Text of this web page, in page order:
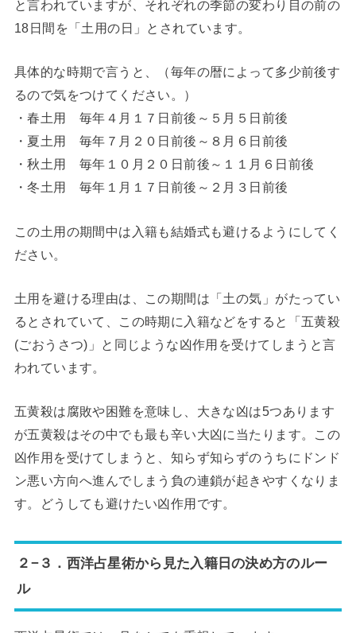
と言われていますが、それぞれの季節の変わり目の前の
18日間を「土用の日」とされています。
具体的な時期で言うと、（毎年の暦によって多少前後す
るので気をつけてください。）
・春土用 毎年４月１７日前後～５月５日前後
・夏土用 毎年７月２０日前後～８月６日前後
・秋土用 毎年１０月２０日前後～１１月６日前後
・冬土用 毎年１月１７日前後～２月３日前後
この土用の期間中は入籍も結婚式も避けるようにしてく
ださい。
土用を避ける理由は、この期間は「土の気」がたってい
るとされていて、この時期に入籍などをすると「五黄殺
(ごおうさつ)」と同じような凶作用を受けてしまうと言
われています。
五黄殺は腐敗や困難を意味し、大きな凶は5つあります
が五黄殺はその中でも最も辛い大凶に当たります。この
凶作用を受けてしまうと、知らず知らずのうちにドンド
ン悪い方向へ進んでしまう負の連鎖が起きやすくなりま
す。どうしても避けたい凶作用です。
２−３．西洋占星術から見た入籍日の決め方のルー
ル